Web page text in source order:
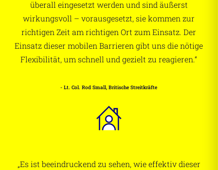
überall eingesetzt werden und sind äußerst
wirkungsvoll – vorausgesetzt, sie kommen zur
richtigen Zeit am richtigen Ort zum Einsatz. Der
Einsatz dieser mobilen Barrieren gibt uns die nötige
Flexibilität, um schnell und gezielt zu reagieren.“
- Lt. Col. Rod Small, Britische Streitkräfte
„Es ist beeindruckend zu sehen, wie effektiv dieser